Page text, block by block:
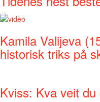
Kamila Valijeva
historisk triks på
Kviss: Kva veit